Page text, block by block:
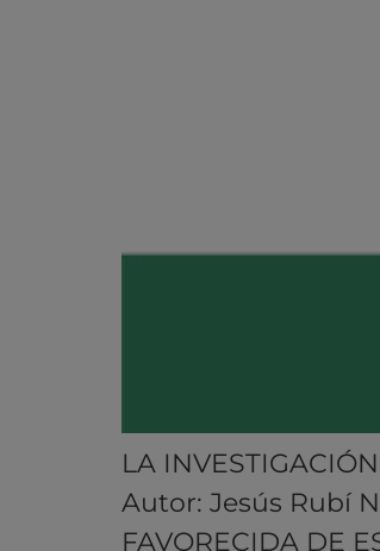
LA
Autor: Jesús Rubí
FAVORECIDA DE